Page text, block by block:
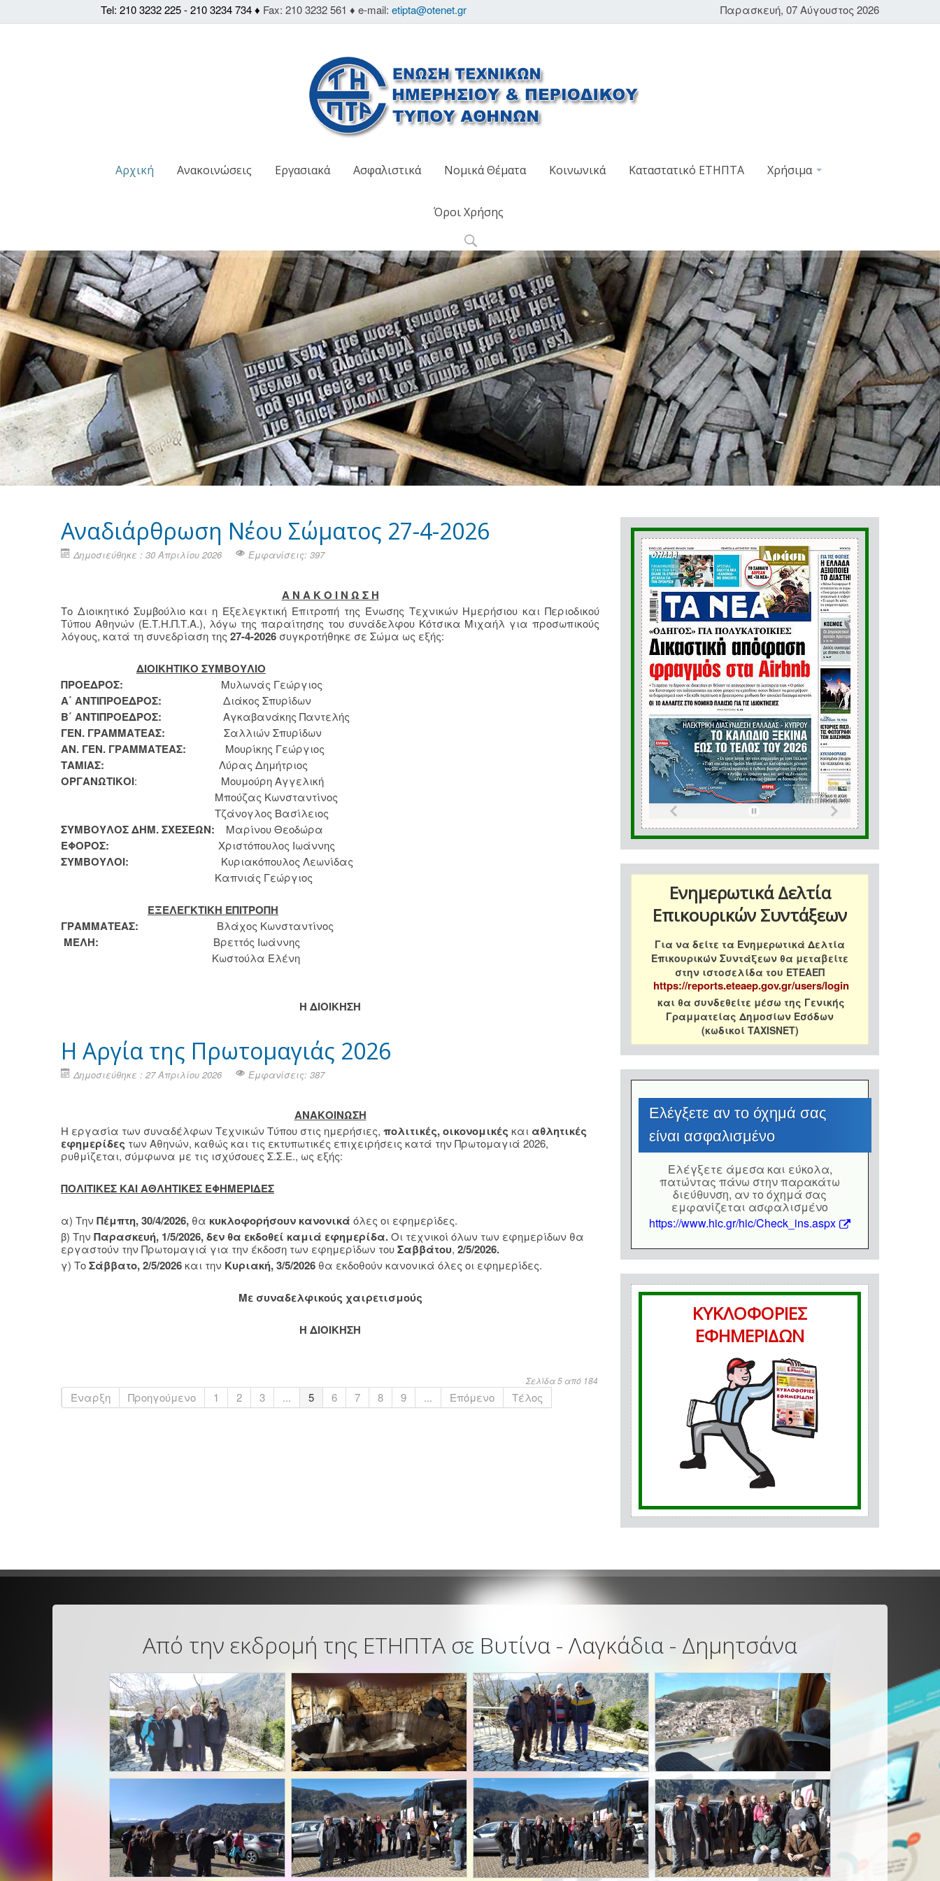
Παρασκευή, 07 Αύγουστος 2026
Tel: 210 3232 225 - 210 3234 734 ♦ Fax: 210 3232 561 ♦ e-mail: etipta@otenet.gr
Αρχική Ανακοινώσεις Εργασιακά Ασφαλιστικά Νομικά Θέματα Κοινωνικά Καταστατικό ΕΤΗΠΤΑ Χρήσιμα
Όροι Χρήσης
Αναδιάρθρωση Νέου Σώματος 27-4-2026
Δημοσιεύθηκε : 30 Απριλίου 2026 Εμφανίσεις: 397
Α Ν Α Κ Ο Ι Ν Ω Σ Η
Το Διοικητικό Συμβούλιο και η Εξελεγκτική Επιτροπή της Ένωσης Τεχνικών Ημερήσιου και Περιοδικού
Τύπου Αθηνών (Ε.Τ.Η.Π.Τ.Α.), λόγω της παραίτησης του συνάδελφου Κότσικα Μιχαήλ για προσωπικούς
λόγους, κατά τη συνεδρίαση της 27-4-2026 συγκροτήθηκε σε Σώμα ως εξής:
ΔΙΟΙΚΗΤΙΚΟ ΣΥΜΒΟΥΛΙΟ
ΠΡΟΕΔΡΟΣ:
Μυλωνάς Γεώργιος
Α΄ ΑΝΤΙΠΡΟΕΔΡΟΣ: Διάκος Σπυρίδων
Β΄ ΑΝΤΙΠΡΟΕΔΡΟΣ: Αγκαβανάκης Παντελής
ΓΕΝ. ΓΡΑΜΜΑΤΕΑΣ: Σαλλιών Σπυρίδων
ΑΝ. ΓΕΝ. ΓΡΑΜΜΑΤΕΑΣ: Μουρίκης Γεώργιος
ΤΑΜΙΑΣ: Λύρας Δημήτριος
ΟΡΓΑΝΩΤΙΚΟΙ: Μουμούρη Αγγελική
Μπούζας Κωνσταντίνος
Τζάνογλος Βασίλειος
ΣΥΜΒΟΥΛΟΣ ΔΗΜ. ΣΧΕΣΕΩΝ: Μαρίνου Θεοδώρα
ΕΦΟΡΟΣ: Χριστόπουλος Ιωάννης
ΣΥΜΒΟΥΛΟΙ: Κυριακόπουλος Λεωνίδας
Καπνιάς Γεώργιος
ΕΞΕΛΕΓΚΤΙΚΗ ΕΠΙΤΡΟΠΗ
ΓΡΑΜΜΑΤΕΑΣ: Βλάχος Κωνσταντίνος
ΜΕΛΗ: Βρεττός Ιωάννης
Κωστούλα Ελένη
H ΔΙΟΙΚΗΣΗ
H Αργία της Πρωτομαγιάς 2026
Δημοσιεύθηκε : 27 Απριλίου 2026 Εμφανίσεις: 387
ΑΝΑΚΟΙΝΩΣΗ
Η εργασία των συναδέλφων Τεχνικών Τύπου στις ημερήσιες, πολιτικές, οικονομικές και αθλητικές
εφημερίδες των Αθηνών, καθώς και τις εκτυπωτικές επιχειρήσεις κατά την Πρωτομαγιά 2026,
ρυθμίζεται, σύμφωνα με τις ισχύσουες Σ.Σ.Ε., ως εξής:
ΠΟΛΙΤΙΚΕΣ ΚΑΙ ΑΘΛΗΤΙΚΕΣ ΕΦΗΜΕΡΙΔΕΣ
α) Την Πέμπτη, 30/4/2026, θα κυκλοφορήσουν κανονικά όλες οι εφημερίδες.
β) Την Παρασκευή, 1/5/2026,δεν θα εκδοθεί καμιά εφημερίδα.Οι τεχνικοί όλων των εφημερίδων θα
εργαστούν την Πρωτομαγιά για την έκδοση των εφημερίδων τουΣαββάτου, 2/5/2026.
γ) ΤοΣάββατο, 2/5/2026και την Κυριακή, 3/5/2026 θα εκδοθούν κανονικά όλες οι εφημερίδες.
Με συναδελφικούς χαιρετισμούς
Η ΔΙΟΙΚΗΣΗ
Σελίδα 5 από 184
Έναρξη Προηγούμενο 1 2 3 ... 5 6 7 8 9 ... Επόμενο Τέλος
Ενημερωτικά Δελτία
Επικουρικών Συντάξεων
Για να δείτε τα Ενημερωτικά Δελτία
Επικουρικών Συντάξεων θα μεταβείτε
στην ιστοσελίδα του ΕΤΕΑΕΠ
https://reports.eteaep.gov.gr/users/login
και θα συνδεθείτε μέσω της Γενικής
Γραμματείας Δημοσίων Εσόδων
(κωδικοί TAXISNET)
Eλέγξετε αν το όχημά σας
είναι ασφαλισμένο
Eλέγξετε άμεσα και εύκολα,
πατώντας πάνω στην παρακάτω
διεύθυνση, αν το όχημά σας
εμφανίζεται ασφαλισμένο
https://www.hic.gr/hic/Check_ins.aspx
ΚΥΚΛΟΦΟΡΙΕΣ
ΕΦΗΜΕΡΙΔΩΝ
Από την εκδρομή της ΕΤΗΠΤΑ σε Βυτίνα - Λαγκάδια - Δημητσάνα